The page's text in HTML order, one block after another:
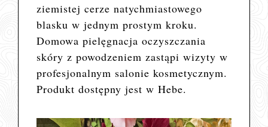
ziemistej cerze natychmiastowego
blasku w jednym prostym kroku.
Domowa pielęgnacja oczyszczania
skóry z powodzeniem zastąpi wizyty w
profesjonalnym salonie kosmetycznym.
Produkt dostępny jest w Hebe.